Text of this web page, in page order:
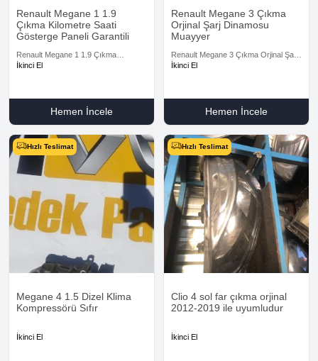
Renault Megane 1 1.9
Çıkma Kilometre Saati
Gösterge Paneli Garantili
Renault Megane 1 1.9 Çıkma
Kilometre Saati Gösterge Paneli
İkinci El
Hemen İncele
Renault Megane 3 Çıkma
Orjinal Şarj Dinamosu
Muayyer
Renault Megane 3 Çıkma Orjinal Şarj
Dinamosu Muayyer
İkinci El
Hemen İncele
Hızlı Teslimat
Megane 4 1.5 Dizel Klima
Kompressörü Sıfır
İkinci El
Hızlı Teslimat
Clio 4 sol far çıkma orjinal
2012-2019 ile uyumludur
İkinci El